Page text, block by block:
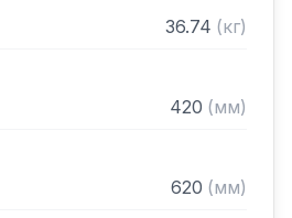
36.74 (кг)
420 (мм)
620 (мм)